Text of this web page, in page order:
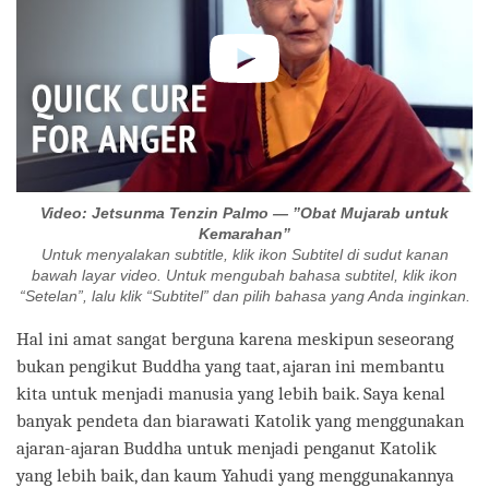
Video: Jetsunma Tenzin Palmo — ”Obat Mujarab untuk
Kemarahan”
Untuk menyalakan subtitle, klik ikon Subtitel di sudut kanan
bawah layar video. Untuk mengubah bahasa subtitel, klik ikon
“Setelan”, lalu klik “Subtitel” dan pilih bahasa yang Anda inginkan.
Hal ini amat sangat berguna karena meskipun seseorang
bukan pengikut Buddha yang taat, ajaran ini membantu
kita untuk menjadi manusia yang lebih baik. Saya kenal
banyak pendeta dan biarawati Katolik yang menggunakan
ajaran-ajaran Buddha untuk menjadi penganut Katolik
yang lebih baik, dan kaum Yahudi yang menggunakannya